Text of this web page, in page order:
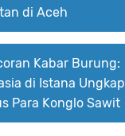
di Aceh
Kabar Burung:
di Istana Ungkap
Para Konglo Sawit